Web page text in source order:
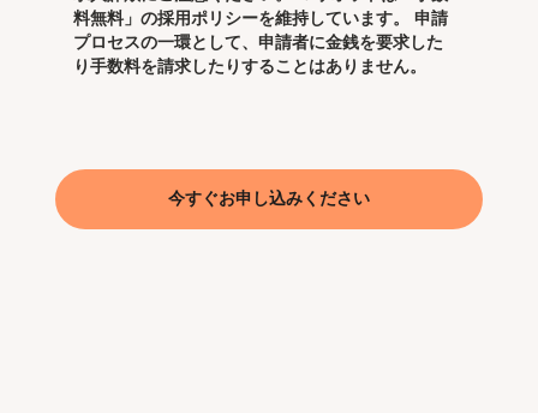
料無料」の採用ポリシーを維持しています。 申請
プロセスの一環として、申請者に金銭を要求した
り手数料を請求したりすることはありません。
今すぐお申し込みください